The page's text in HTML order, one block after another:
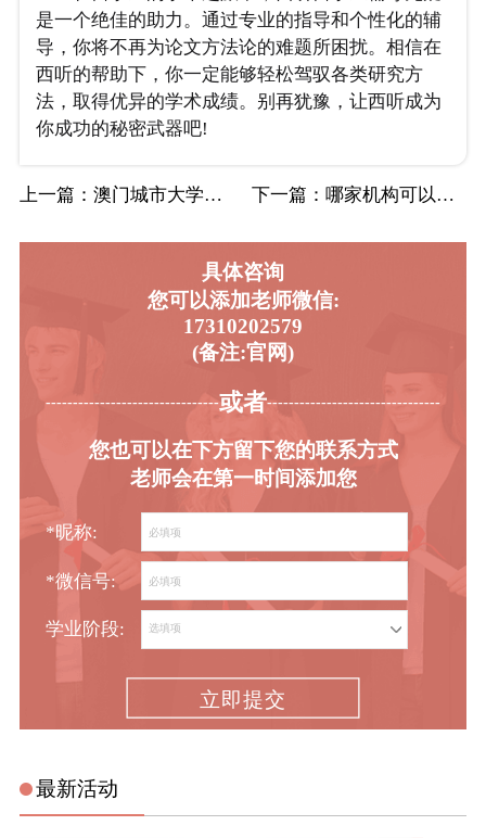
是一个绝佳的助力。通过专业的指导和个性化的辅
导，你将不再为论文方法论的难题所困扰。相信在
西听的帮助下，你一定能够轻松驾驭各类研究方
法，取得优异的学术成绩。别再犹豫，让西听成为
你成功的秘密武器吧!
上一篇 ：澳门城市大学留学生论文辅导机构有哪些类型… 下一篇 ：哪家机构可以对佛蒙特大学商业分析专业进行…
具体咨询
您可以添加老师微信:
17310202579
(备注:官网)
或者
您也可以在下方留下您的联系方式
老师会在第一时间添加您
*昵称:
*微信号:
学业阶段:
立即提交
最新活动